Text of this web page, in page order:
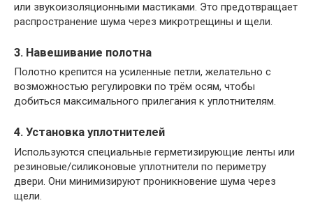
или звукоизоляционными мастиками. Это предотвращает
распространение шума через микротрещины и щели.
3. Навешивание полотна
Полотно крепится на усиленные петли, желательно с
возможностью регулировки по трём осям, чтобы
добиться максимального прилегания к уплотнителям.
4. Установка уплотнителей
Используются специальные герметизирующие ленты или
резиновые/силиконовые уплотнители по периметру
двери. Они минимизируют проникновение шума через
щели.